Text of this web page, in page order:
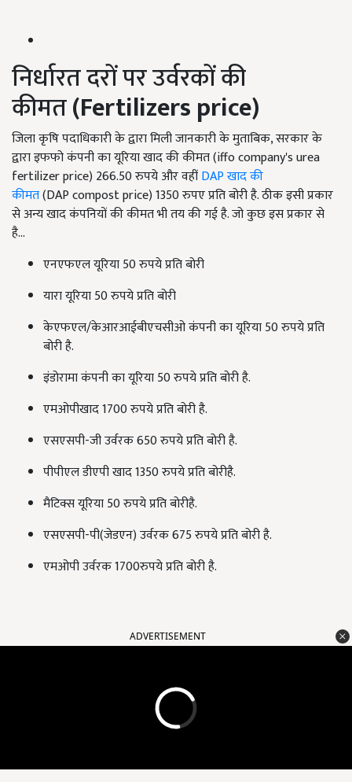
निर्धारत दरों पर उर्वरकों की
कीमत(Fertilizersprice)
जिला कृषि पदाधिकारी के द्वारा मिली जानकारी के मुताबिक, सरकार के
द्वारा इफफो कंपनी का यूरिया खाद की कीमत (iffo company's urea
fertilizer price) 266.50 रुपये और वहींDAP खाद की
कीमत(DAP compost price) 1350 रुपए प्रति बोरी है. ठीक इसी प्रकार
से अन्य खाद कंपनियों की कीमत भी तय की गई है. जो कुछ इस प्रकार से
है...
एनएफएल यूरिया 50 रुपये प्रति बोरी
यारा यूरिया 50 रुपये प्रति बोरी
केएफएल/केआरआईबीएचसीओ कंपनी का यूरिया 50 रुपये प्रति
बोरी है.
इंडोरामा कंपनी का यूरिया 50 रुपये प्रति बोरी है.
एमओपीखाद 1700 रुपये प्रति बोरी है.
एसएसपी-जी उर्वरक 650 रुपये प्रति बोरी है.
पीपीएल डीएपी खाद 1350 रुपये प्रति बोरीहै.
मैटिक्स यूरिया 50 रुपये प्रति बोरीहै.
एसएसपी-पी(जेडएन) उर्वरक 675 रुपये प्रति बोरी है.
एमओपी उर्वरक 1700रुपये प्रति बोरी है.
ADVERTISEMENT